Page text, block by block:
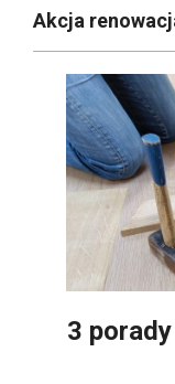
Navigation
Akcja
3